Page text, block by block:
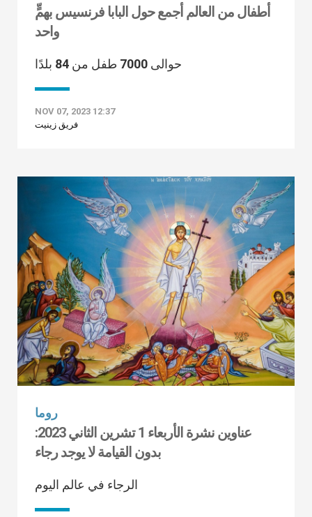
أطفال من العالم أجمع حول البابا فرنسيس بهمٍّ
واحد
حوالى 7000 طفل من 84 بلدًا
NOV 07, 2023 12:37
فريق زينيت
روما
عناوين نشرة الأربعاء 1 تشرين الثاني 2023:
بدون القيامة لا يوجد رجاء
الرجاء في عالم اليوم